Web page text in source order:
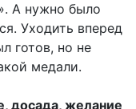
А нужно было
Уходить вперед
готов, но не
медали.
досада, желание